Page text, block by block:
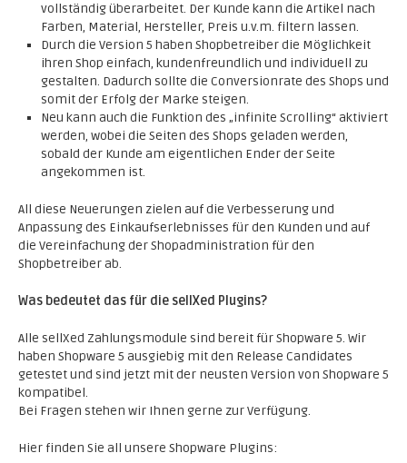
vollständig überarbeitet. Der Kunde kann die Artikel nach
Farben, Material, Hersteller, Preis u.v.m. filtern lassen.
Durch die Version 5 haben Shopbetreiber die Möglichkeit
ihren Shop einfach, kundenfreundlich und individuell zu
gestalten. Dadurch sollte die Conversionrate des Shops und
somit der Erfolg der Marke steigen.
Neu kann auch die Funktion des „infinite Scrolling“ aktiviert
werden, wobei die Seiten des Shops geladen werden,
sobald der Kunde am eigentlichen Ender der Seite
angekommen ist.
All diese Neuerungen zielen auf die Verbesserung und
Anpassung des Einkaufserlebnisses für den Kunden und auf
die Vereinfachung der Shopadministration für den
Shopbetreiber ab.
Was bedeutet das für die sellXed Plugins?
Alle sellXed Zahlungsmodule sind bereit für Shopware 5. Wir
haben Shopware 5 ausgiebig mit den Release Candidates
getestet und sind jetzt mit der neusten Version von Shopware 5
kompatibel.
Bei Fragen stehen wir Ihnen gerne zur Verfügung.
Hier finden Sie all unsere Shopware Plugins: